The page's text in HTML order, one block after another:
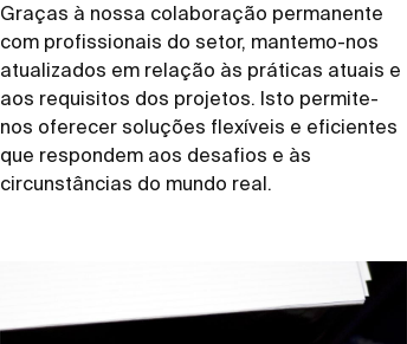
Graças à nossa colaboração permanente
com profissionais do setor, mantemo-nos
atualizados em relação às práticas atuais e
aos requisitos dos projetos. Isto permite-
nos oferecer soluções flexíveis e eficientes
que respondem aos desafios e às
circunstâncias do mundo real.